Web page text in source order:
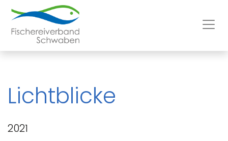
Lichtblicke
2021